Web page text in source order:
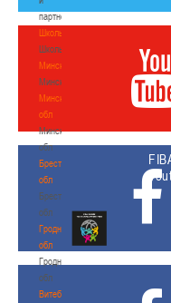
партнеры
Школы
Школы
Минск
Минск
Минская
обл
Минская
обл
Брестская
обл
Брестская
обл
Гродненская
обл
Гродненская
обл
Витебская